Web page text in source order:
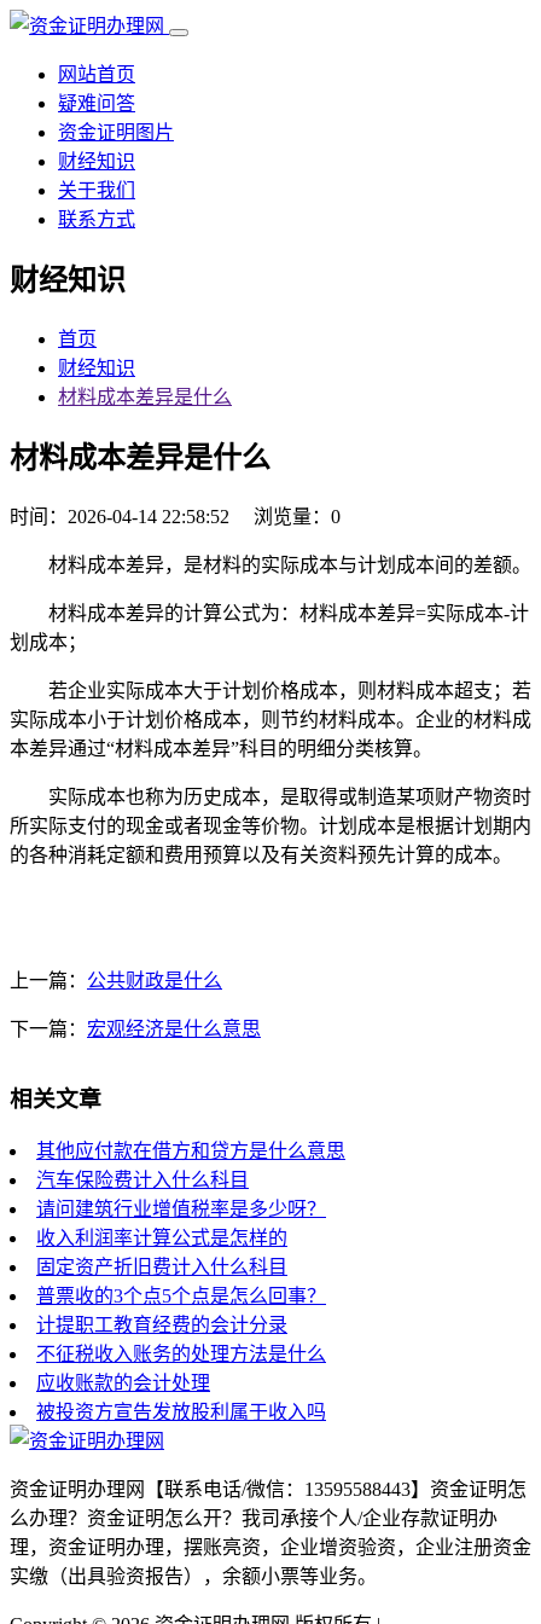
网站首页
疑难问答
资金证明图片
财经知识
关于我们
联系方式
财经知识
首页
财经知识
材料成本差异是什么
材料成本差异是什么
时间：2026-04-14 22:58:52 浏览量：0
材料成本差异，是材料的实际成本与计划成本间的差额。
材料成本差异的计算公式为：材料成本差异=实际成本-计
划成本；
若企业实际成本大于计划价格成本，则材料成本超支；若
实际成本小于计划价格成本，则节约材料成本。企业的材料成
本差异通过“材料成本差异”科目的明细分类核算。
实际成本也称为历史成本，是取得或制造某项财产物资时
所实际支付的现金或者现金等价物。计划成本是根据计划期内
的各种消耗定额和费用预算以及有关资料预先计算的成本。
上一篇： 公共财政是什么
下一篇： 宏观经济是什么意思
相关文章
其他应付款在借方和贷方是什么意思
汽车保险费计入什么科目
请问建筑行业增值税率是多少呀？
收入利润率计算公式是怎样的
固定资产折旧费计入什么科目
普票收的3个点5个点是怎么回事？
计提职工教育经费的会计分录
不征税收入账务的处理方法是什么
应收账款的会计处理
被投资方宣告发放股利属于收入吗
资金证明办理网【联系电话/微信：13595588443】资金证明怎
么办理？资金证明怎么开？我司承接个人/企业存款证明办
理，资金证明办理，摆账亮资，企业增资验资，企业注册资金
实缴（出具验资报告），余额小票等业务。